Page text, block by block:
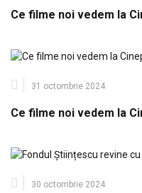
Ce filme noi vedem la
31 octombrie 2024
Ce filme noi vedem la
30 octombrie 2024